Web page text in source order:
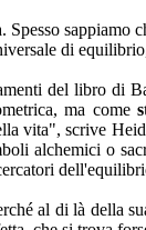
di
del libro di
ma come
vita", scrive
alchemici o
al di là della